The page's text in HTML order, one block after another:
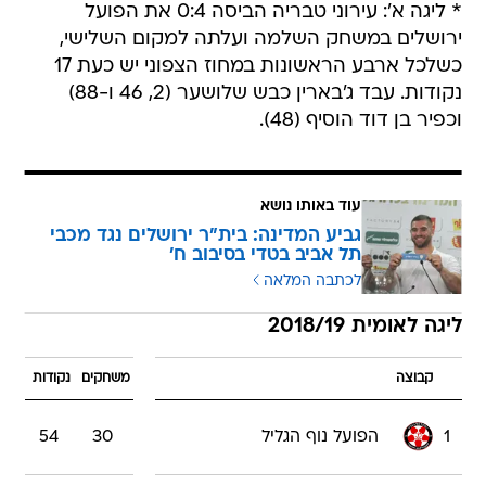
* ליגה א': עירוני טבריה הביסה 0:4 את הפועל
ירושלים במשחק השלמה ועלתה למקום השלישי,
כשלכל ארבע הראשונות במחוז הצפוני יש כעת 17
נקודות. עבד ג'בארין כבש שלושער (2, 46 ו-88)
וכפיר בן דוד הוסיף (48).
עוד באותו נושא
גביע המדינה: בית"ר ירושלים נגד מכבי
תל אביב בטדי בסיבוב ח'
לכתבה המלאה
ליגה לאומית 2018/19
קבוצה משחקים נקודות
1 הפועל נוף הגליל 30
54